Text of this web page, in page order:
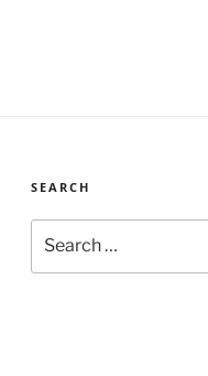
SEARCH
for: